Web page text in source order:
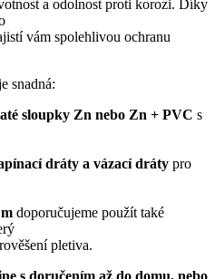
a odolnost proti korozi. Díky
vám spolehlivou ochranu
snadná:
sloupky Zn nebo Zn + PVC s
dráty a vázací dráty pro
doporučujeme použít také
pletiva.
s doručením až do domu, nebo